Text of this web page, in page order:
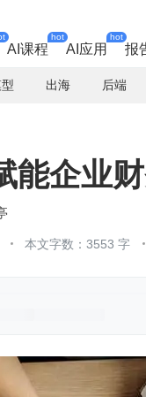
AI课程
hot
AI应用
hot
报
出海 后端
能企业
本文字数：3553 字